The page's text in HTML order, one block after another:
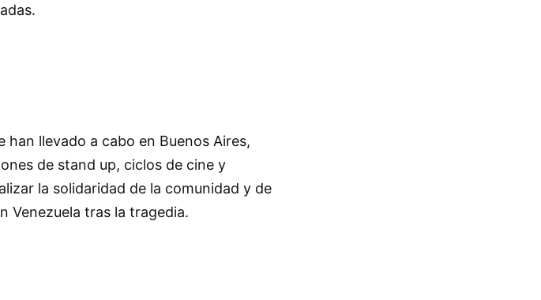
han llevado a cabo en Buenos Aires,
de stand up, ciclos de cine y
la solidaridad de la comunidad y de
Venezuela tras la tragedia.